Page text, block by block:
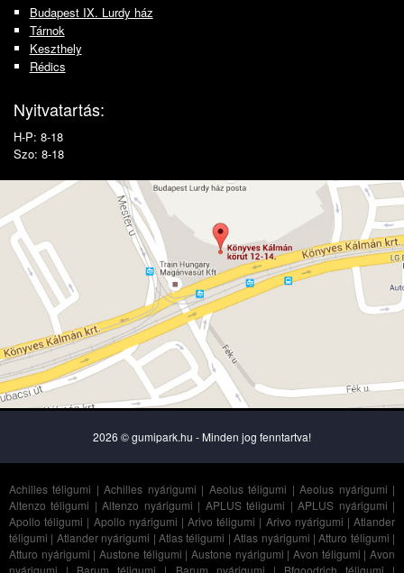
Budapest IX. Lurdy ház
Tárnok
Keszthely
Rédics
Nyitvatartás:
H-P: 8-18
Szo: 8-18
2026 © gumipark.hu - Minden jog fenntartva!
Achilles téligumi |Achilles nyárigumi | Aeolus téligumi |Aeolus nyárigumi |
Altenzo téligumi |Altenzo nyárigumi | APLUS téligumi |APLUS nyárigumi |
Apollo téligumi | Apollo nyárigumi |Arivo téligumi | Arivo nyárigumi |Atlander
téligumi | Atlander nyárigumi | Atlas téligumi |Atlas nyárigumi |Atturo téligumi |
Atturo nyárigumi |Austone téligumi |Austone nyárigumi |Avon téligumi |Avon
nyárigumi | Barum téligumi | Barum nyárigumi | Bfgoodrich téligumi |